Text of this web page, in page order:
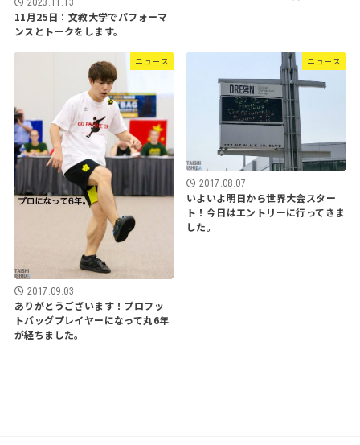
2023.11.13
11月25日：文教大学でパフォーマ
ンスとトークをします。
ニュース
2017.09.03
ありがとうございます！プロフッ
トバッグプレイヤーになって丸6年
が経ちました。
ニュース
2017.08.07
いよいよ明日から世界大会スター
ト！今日はエントリーに行ってきま
した。